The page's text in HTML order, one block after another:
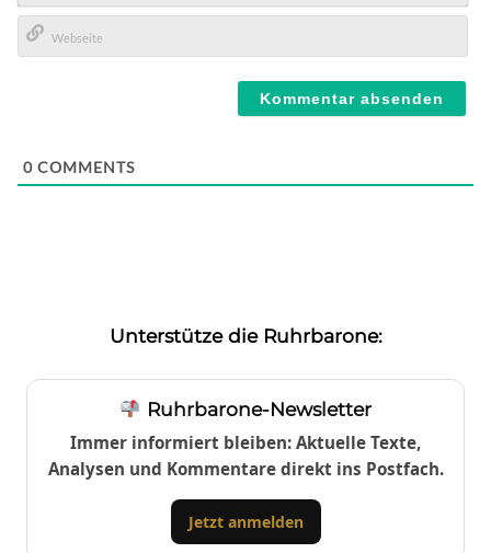
E-
Mail*
0 COMMENTS
Unterstütze die Ruhrbarone:
Ruhrbarone-Newsletter
Immer informiert bleiben: Aktuelle Texte,
Analysen und Kommentare direkt ins Postfach.
Jetzt anmelden